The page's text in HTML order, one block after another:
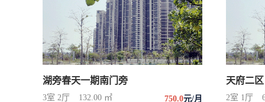
湖旁春天一期南门旁
3室 2厅 132.00 ㎡ 750.0元/月
天府二区
2室 1厅